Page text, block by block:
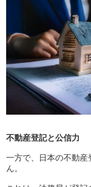
不動産登記と公信力
一方で、日本の不動
ん。